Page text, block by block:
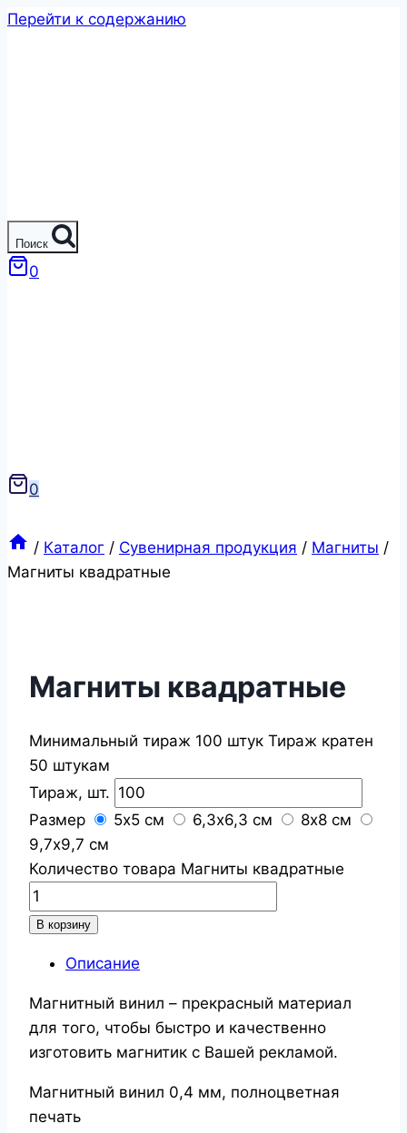
Перейти к содержанию
Поиск
0
0
/ Каталог / Сувенирная продукция / Магниты /
Магниты квадратные
Магниты квадратные
Минимальный тираж 100 штук Тираж кратен
50 штукам
Тираж, шт.
Размер
5х5 см 6,3х6,3 см
8х8 см
9,7х9,7 см
Количество товара Магниты квадратные
В корзину
Описание
Магнитный винил – прекрасный материал
для того, чтобы быстро и качественно
изготовить магнитик с Вашей рекламой.
Магнитный винил 0,4 мм, полноцветная
печать